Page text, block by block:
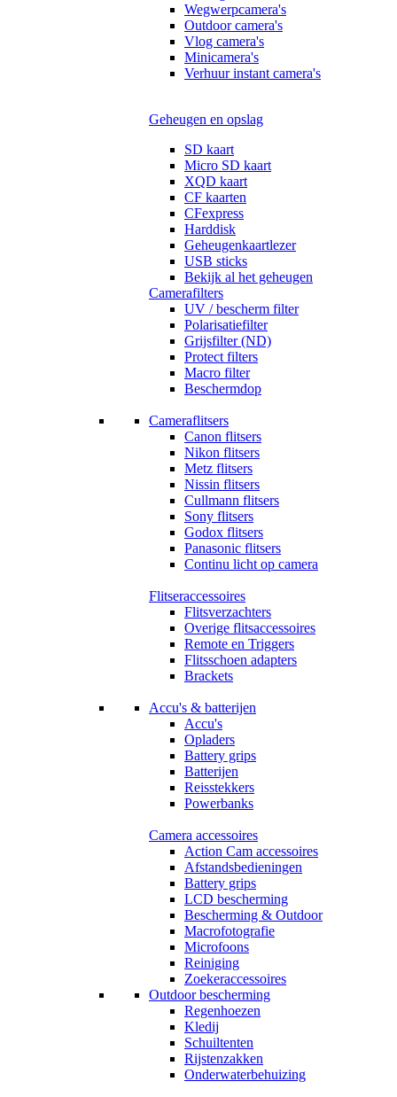
Wegwerpcamera's
Outdoor camera's
Vlog camera's
Minicamera's
Verhuur instant camera's
Geheugen en opslag
SD kaart
Micro SD kaart
XQD kaart
CF kaarten
CFexpress
Harddisk
Geheugenkaartlezer
USB sticks
Bekijk al het geheugen
Camerafilters
UV / bescherm filter
Polarisatiefilter
Grijsfilter (ND)
Protect filters
Macro filter
Beschermdop
Cameraflitsers
Canon flitsers
Nikon flitsers
Metz flitsers
Nissin flitsers
Cullmann flitsers
Sony flitsers
Godox flitsers
Panasonic flitsers
Continu licht op camera
Flitseraccessoires
Flitsverzachters
Overige flitsaccessoires
Remote en Triggers
Flitsschoen adapters
Brackets
Accu's & batterijen
Accu's
Opladers
Battery grips
Batterijen
Reisstekkers
Powerbanks
Camera accessoires
Action Cam accessoires
Afstandsbedieningen
Battery grips
LCD bescherming
Bescherming & Outdoor
Macrofotografie
Microfoons
Reiniging
Zoekeraccessoires
Outdoor bescherming
Regenhoezen
Kledij
Schuiltenten
Rijstenzakken
Onderwaterbehuizing